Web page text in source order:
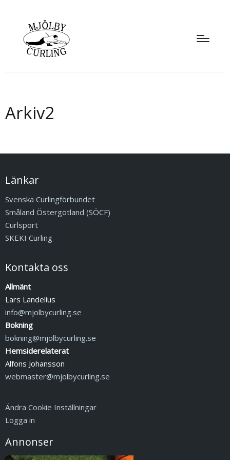
Arkiv2
Länkar
Svenska Curlingförbundet
Småland Östergötland (SÖCF)
Curlsport
SKEKI Curling
Kontakta oss
Allmänt
Lars Landelius
info@mjolbycurling.se
Bokning
bokning@mjolbycurling.se
Hemsiderelaterat
Alfons Johansson
webmaster@mjolbycurling.se
Ändra Cookie Inställningar
Logga in
Annonser